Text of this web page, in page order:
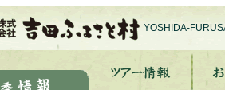
YOSHIDA-